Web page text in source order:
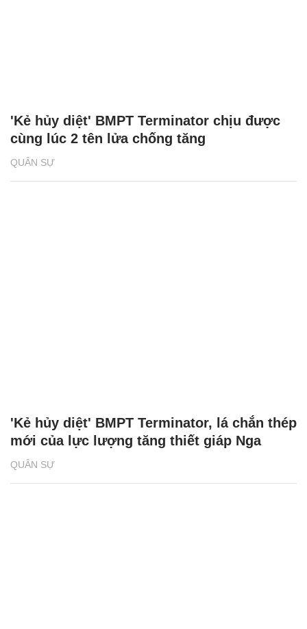
QUÂN SỰ
'Kẻ hủy diệt' BMPT Terminator chịu được
cùng lúc 2 tên lửa chống tăng
QUÂN SỰ
'Kẻ hủy diệt' BMPT Terminator, lá chắn thép
mới của lực lượng tăng thiết giáp Nga